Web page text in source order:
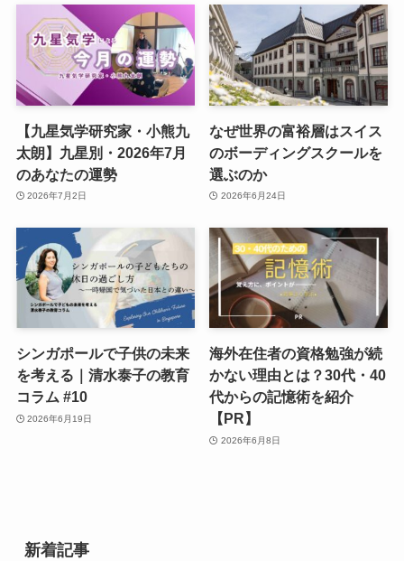
【九星気学研究家・小熊九
太朗】九星別・2026年7月
のあなたの運勢
2026年7月2日
なぜ世界の富裕層はスイス
のボーディングスクールを
選ぶのか
2026年6月24日
シンガポールで子供の未来
を考える｜清水泰子の教育
コラム #10
2026年6月19日
海外在住者の資格勉強が続
かない理由とは？30代・40
代からの記憶術を紹介
【PR】
2026年6月8日
新着記事